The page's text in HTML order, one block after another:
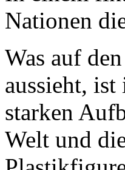
Nationen
Was auf
aussieht,
starken
Welt und